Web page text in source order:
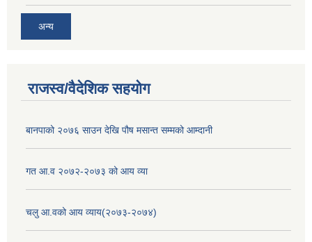
अन्य
राजस्व/वैदेशिक सहयोग
बानपाको २०७६ साउन देखि पौष मसान्त सम्मको आम्दानी
गत आ.व २०७२-२०७३ को आय व्या
चलु आ.वको आय व्याय(२०७३-२०७४)